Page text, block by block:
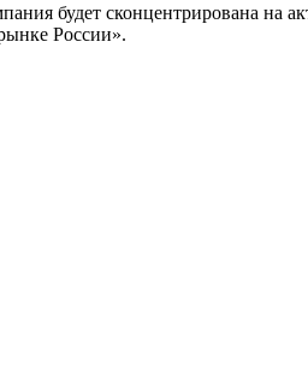
будет сконцентрирована на
России».